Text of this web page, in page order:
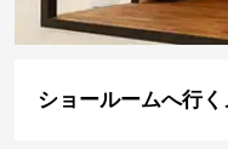
ショールームへ行く